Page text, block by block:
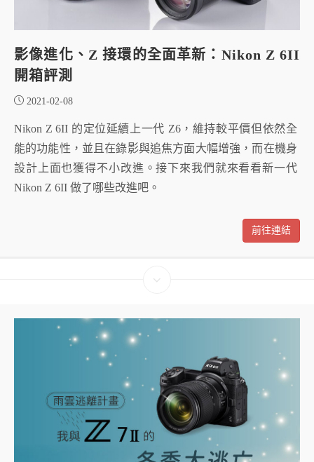
影像進化、Z 接環的全面革新：Nikon Z 6II
開箱評測
2021-02-08
Nikon Z 6II 的定位延續上一代 Z6，維持較平價但依然全
能的功能性，並且在錄影與追焦方面大幅增強，而在機身
設計上面也獲得不小改進。接下來我們就來看看新一代
Nikon Z 6II 做了哪些改進吧。
前往連結